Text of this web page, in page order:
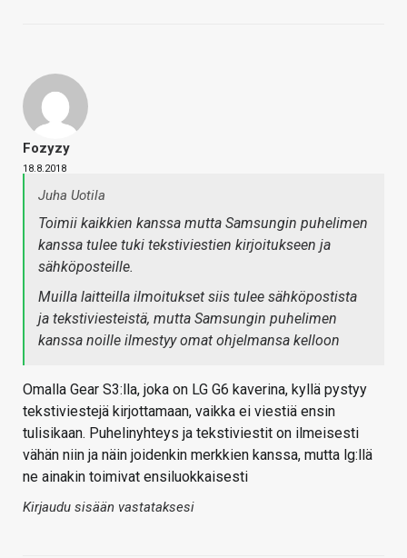
Fozyzy
18.8.2018
Juha Uotila
Toimii kaikkien kanssa mutta Samsungin puhelimen
kanssa tulee tuki tekstiviestien kirjoitukseen ja
sähköposteille.
Muilla laitteilla ilmoitukset siis tulee sähköpostista
ja tekstiviesteistä, mutta Samsungin puhelimen
kanssa noille ilmestyy omat ohjelmansa kelloon
Omalla Gear S3:lla, joka on LG G6 kaverina, kyllä pystyy
tekstiviestejä kirjottamaan, vaikka ei viestiä ensin
tulisikaan. Puhelinyhteys ja tekstiviestit on ilmeisesti
vähän niin ja näin joidenkin merkkien kanssa, mutta lg:llä
ne ainakin toimivat ensiluokkaisesti
Kirjaudu sisään vastataksesi